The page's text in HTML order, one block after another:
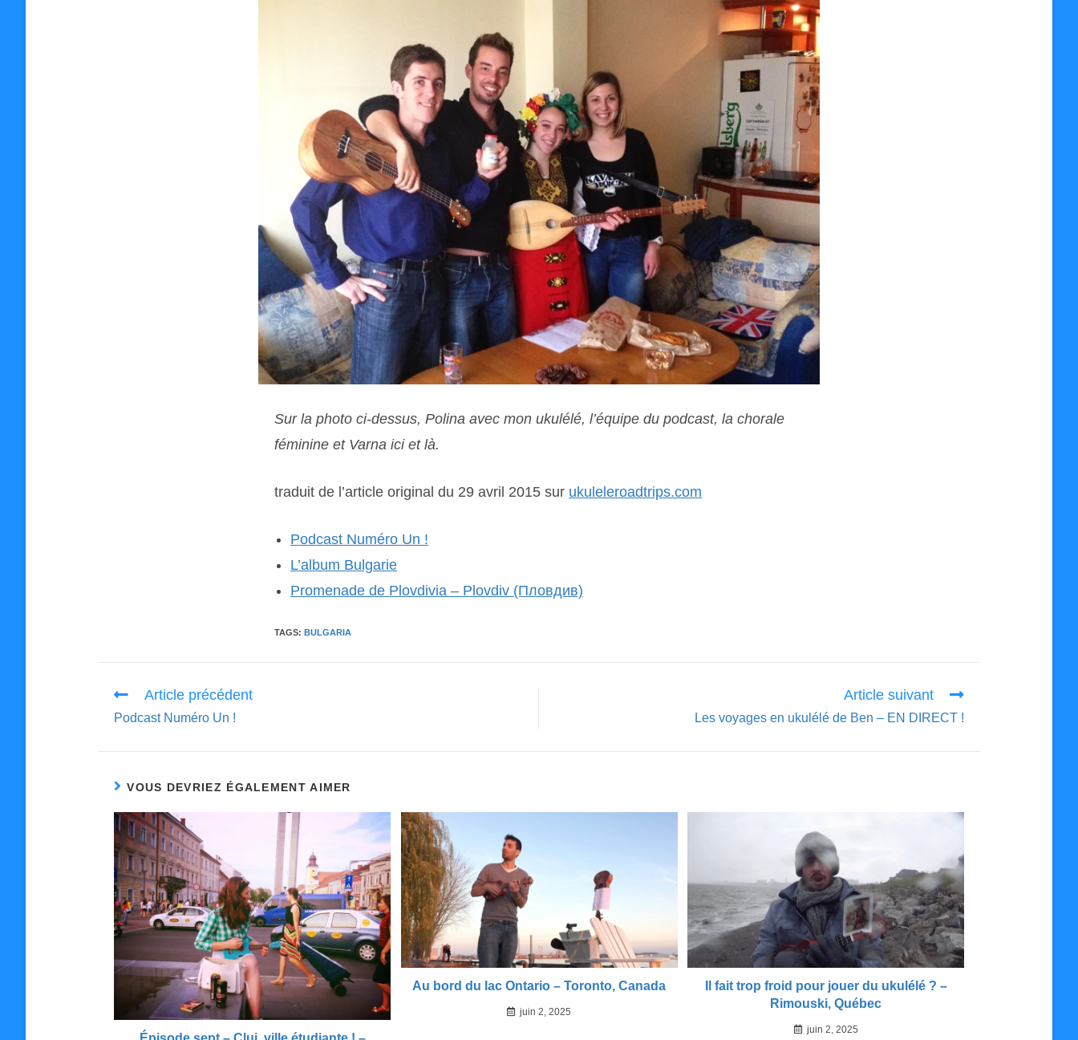
Sur la photo ci-dessus, Polina avec mon ukulélé, l’équipe du podcast, la chorale
féminine et Varna ici et là.
traduit de l’article original du 29 avril 2015 sur ukuleleroadtrips.com
Podcast Numéro Un !
L’album Bulgarie
Promenade de Plovdivia – Plovdiv (Пловдив)
TAGS: BULGARIA
Read
articles
Article précédent
Podcast Numéro Un !
Article suivant
Les voyages en ukulélé de Ben – EN DIRECT !
VOUS DEVRIEZ ÉGALEMENT AIMER
Au bord du lac Ontario – Toronto, Canada
juin 2, 2025
Il fait trop froid pour jouer du ukulélé ? –
Rimouski, Québec
juin 2, 2025